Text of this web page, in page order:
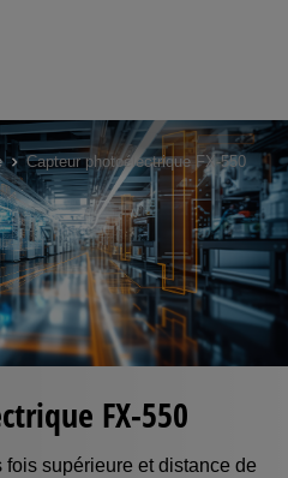
Capteur photoélectrique FX-550
FX-550
fois supérieure et distance de